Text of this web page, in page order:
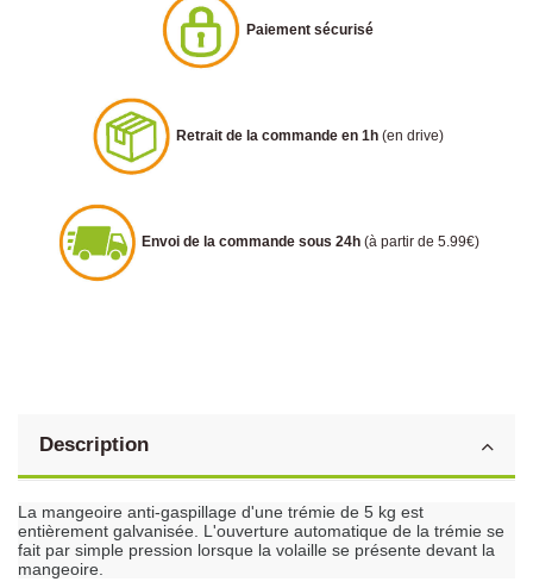
Paiement sécurisé
Retrait de la commande en 1h (en drive)
Envoi de la commande sous 24h (à partir de 5.99€)
Description
La mangeoire anti-gaspillage d'une trémie de 5 kg est
entièrement galvanisée. L'ouverture automatique de la trémie se
fait par simple pression lorsque la volaille se présente devant la
mangeoire.